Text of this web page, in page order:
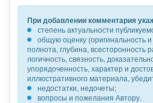
При добавлении комментария
степень актуальности
общую оценку (оригинальность
полнота, глубина, всесторонность
логичность, связность,
упорядоченность, характер и
иллюстративного материала,
недостатки, недочеты;
вопросы и пожелания Автору.